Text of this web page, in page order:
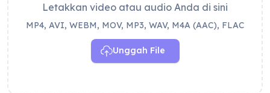
Letakkan video atau audio Anda di sini
MP4, AVI, WEBM, MOV, MP3, WAV, M4A (AAC), FLAC
Unggah File